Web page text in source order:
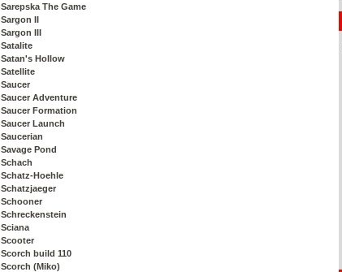
Sarepska The Game
Sargon II
Sargon III
Satalite
Satan's Hollow
Satellite
Saucer
Saucer Adventure
Saucer Formation
Saucer Launch
Saucerian
Savage Pond
Schach
Schatz-Hoehle
Schatzjaeger
Schooner
Schreckenstein
Sciana
Scooter
Scorch build 110
Scorch (Miko)